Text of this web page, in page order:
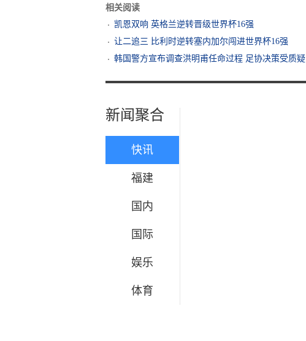
相关阅读
凯恩双响 英格兰逆转晋级世界杯16强
让二追三 比利时逆转塞内加尔闯进世界杯16强
韩国警方宣布调查洪明甫任命过程 足协决策受质疑
新闻聚合
快讯
福建
国内
国际
娱乐
体育